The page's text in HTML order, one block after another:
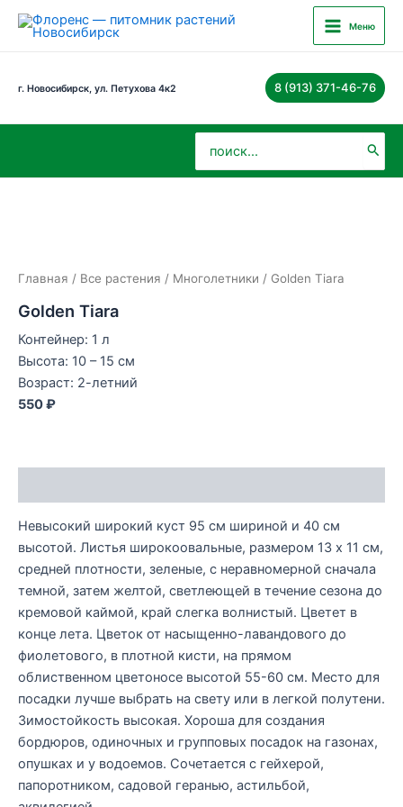
Перейти
Main
Menu
Меню
г. Новосибирск, ул. Петухова 4к2 8 (913) 371-46-76
Главная / Все растения / Многолетники / Golden Tiara
Golden Tiara
Контейнер: 1 л
Высота: 10 – 15 см
Возраст: 2-летний
550 ₽
Невысокий широкий куст 95 см шириной и 40 см
высотой. Листья широкоовальные, размером 13 x 11 см,
средней плотности, зеленые, с неравномерной сначала
темной, затем желтой, светлеющей в течение сезона до
кремовой каймой, край слегка волнистый. Цветет в
конце лета. Цветок от насыщенно-лавандового до
фиолетового, в плотной кисти, на прямом
облиственном цветоносе высотой 55-60 см. Место для
посадки лучше выбрать на свету или в легкой полутени.
Зимостойкость высокая. Хороша для создания
бордюров, одиночных и групповых посадок на газонах,
опушках и у водоемов. Сочетается с гейхерой,
папоротником, садовой геранью, астильбой,